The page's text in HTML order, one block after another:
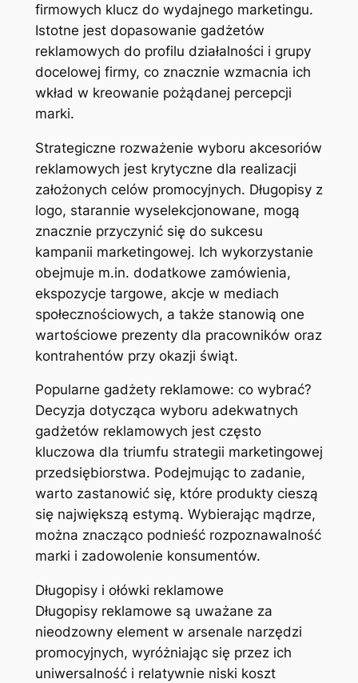
firmowych klucz do wydajnego marketingu.
Istotne jest dopasowanie gadżetów
reklamowych do profilu działalności i grupy
docelowej firmy, co znacznie wzmacnia ich
wkład w kreowanie pożądanej percepcji
marki.
Strategiczne rozważenie wyboru akcesoriów
reklamowych jest krytyczne dla realizacji
założonych celów promocyjnych. Długopisy z
logo, starannie wyselekcjonowane, mogą
znacznie przyczynić się do sukcesu
kampanii marketingowej. Ich wykorzystanie
obejmuje m.in. dodatkowe zamówienia,
ekspozycje targowe, akcje w mediach
społecznościowych, a także stanowią one
wartościowe prezenty dla pracowników oraz
kontrahentów przy okazji świąt.
Popularne gadżety reklamowe: co wybrać?
Decyzja dotycząca wyboru adekwatnych
gadżetów reklamowych jest często
kluczowa dla triumfu strategii marketingowej
przedsiębiorstwa. Podejmując to zadanie,
warto zastanowić się, które produkty cieszą
się największą estymą. Wybierając mądrze,
można znacząco podnieść rozpoznawalność
marki i zadowolenie konsumentów.
Długopisy i ołówki reklamowe
Długopisy reklamowe są uważane za
nieodzowny element w arsenale narzędzi
promocyjnych, wyróżniając się przez ich
uniwersalność i relatywnie niski koszt